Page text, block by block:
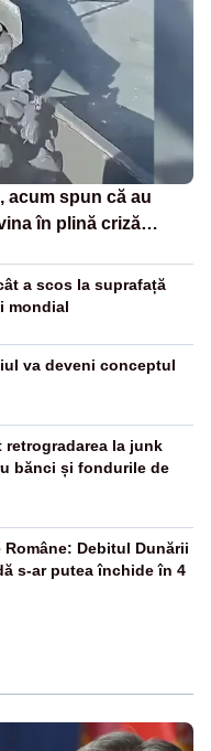
acum spun că au
în plină criză
a scos la suprafață
mondial
va deveni conceptul
retrogradarea la junk
bănci și fondurile de
Debitul Dunării
s-ar putea închide în 4